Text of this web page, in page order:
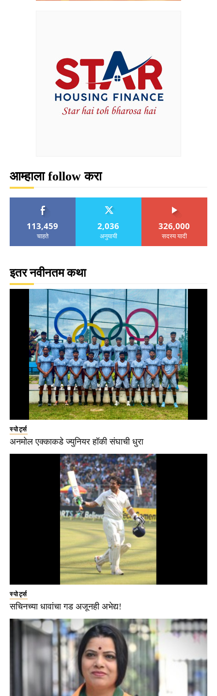
आम्हाला follow करा
113,459
चाहते
2,036
अनुयायी
326,000
सदस्य यादी
इतर नवीनतम कथा
स्पोर्ट्स
अनमोल एक्काकडे ज्युनियर हॉकी संघाची धुरा
स्पोर्ट्स
सचिनच्या धावांचा गड अजूनही अभेद्य!